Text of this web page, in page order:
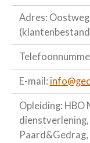
Adres:
E-mail:
Opleiding: HBO